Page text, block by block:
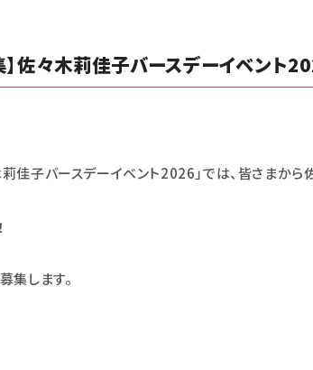
佐々木莉佳子バースデーイベント
子バースデーイベント2026」では、皆さまから
集します。